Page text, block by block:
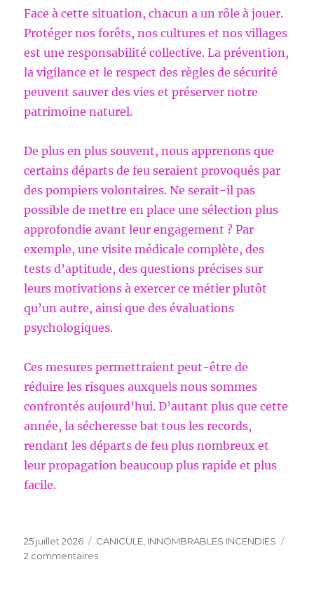
Face à cette situation, chacun a un rôle à jouer.
Protéger nos forêts, nos cultures et nos villages
est une responsabilité collective. La prévention,
la vigilance et le respect des règles de sécurité
peuvent sauver des vies et préserver notre
patrimoine naturel.
De plus en plus souvent, nous apprenons que
certains départs de feu seraient provoqués par
des pompiers volontaires. Ne serait-il pas
possible de mettre en place une sélection plus
approfondie avant leur engagement ? Par
exemple, une visite médicale complète, des
tests d’aptitude, des questions précises sur
leurs motivations à exercer ce métier plutôt
qu’un autre, ainsi que des évaluations
psychologiques.
Ces mesures permettraient peut-être de
réduire les risques auxquels nous sommes
confrontés aujourd’hui. D’autant plus que cette
année, la sécheresse bat tous les records,
rendant les départs de feu plus nombreux et
leur propagation beaucoup plus rapide et plus
facile.
Publié
le
25 juillet 2026 Catégories
CANICULE INNOMBRABLES INCENDIES
2 commentairessur